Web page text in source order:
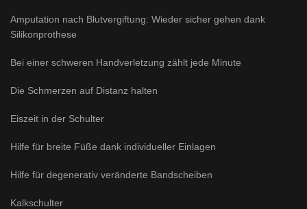
Amputation nach Blutvergiftung: Wieder sicher gehen dank
Silikonprothese
Bei einer schweren Handverletzung zählt jede Minute
Die Schmerzen auf Distanz halten
Eiszeit in der Schulter
Hilfe für breite Füße dank individueller Einlagen
Hilfe für degenerativ veränderte Bandscheiben
Kalkschulter